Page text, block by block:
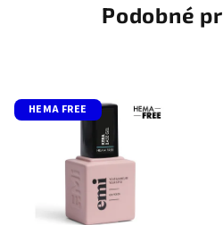
Podobné
HEMA FREE